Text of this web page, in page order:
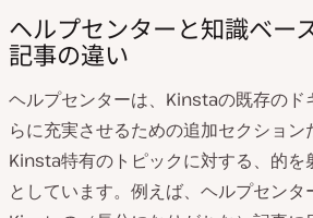
ヘルプセンターと知識ベー
記事の違い
ヘルプセンターは、Kinstaの既存のド
らに充実させるための追加セクション
Kinsta特有のトピックに対する、的を
としています。例えば、ヘルプセンタ